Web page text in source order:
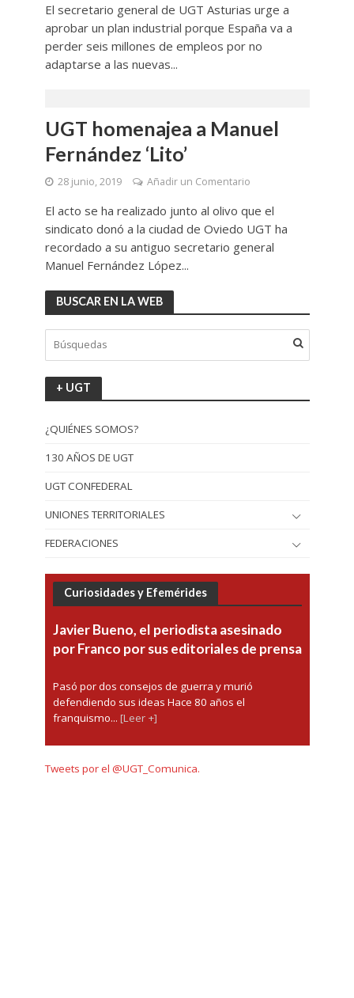
El secretario general de UGT Asturias urge a
aprobar un plan industrial porque España va a
perder seis millones de empleos por no
adaptarse a las nuevas...
UGT homenajea a Manuel
Fernández ‘Lito’
28 junio, 2019 Añadir un Comentario
El acto se ha realizado junto al olivo que el
sindicato donó a la ciudad de Oviedo UGT ha
recordado a su antiguo secretario general
Manuel Fernández López...
BUSCAR EN LA WEB
+ UGT
¿QUIÉNES SOMOS?
130 AÑOS DE UGT
UGT CONFEDERAL
UNIONES TERRITORIALES
FEDERACIONES
Curiosidades y Efemérides
Javier Bueno, el periodista asesinado
por Franco por sus editoriales de prensa
Pasó por dos consejos de guerra y murió
defendiendo sus ideas Hace 80 años el
franquismo... [Leer +]
Tweets por el @UGT_Comunica.